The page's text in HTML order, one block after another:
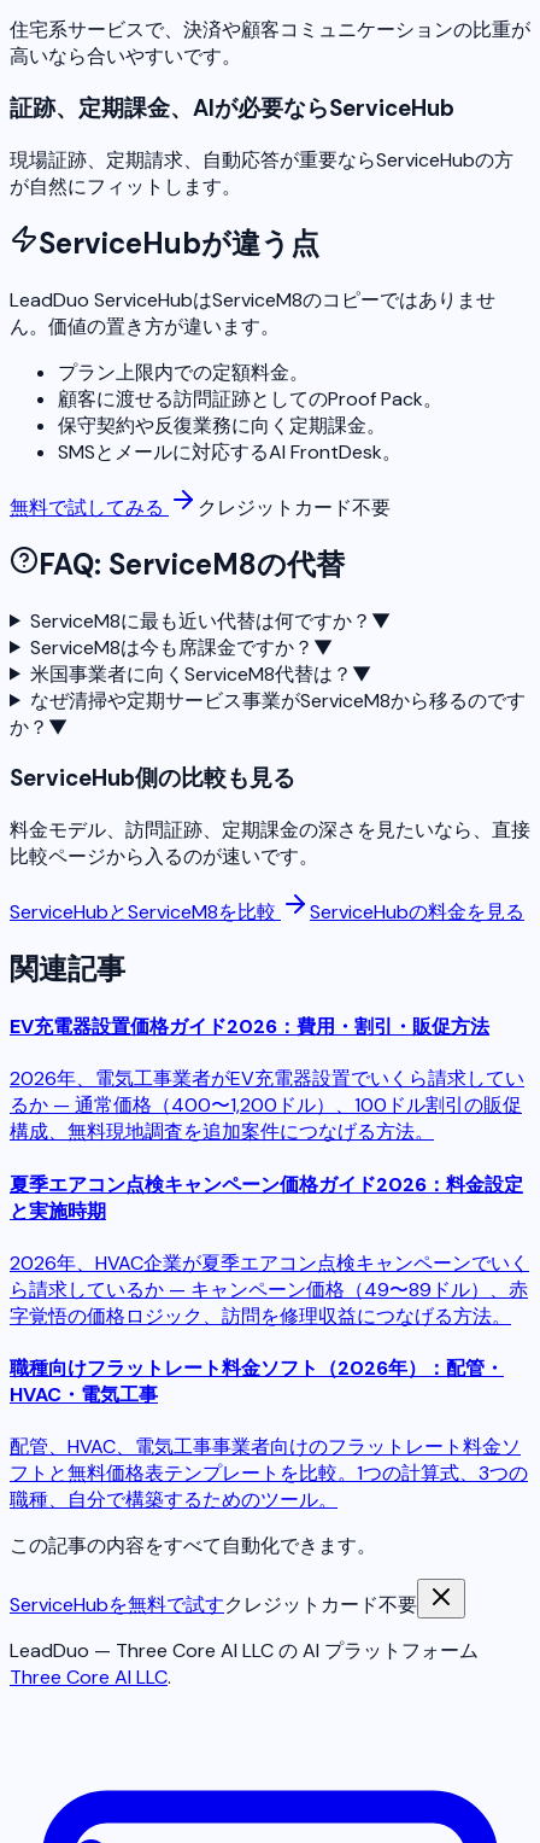
住宅系サービスで、決済や顧客コミュニケーションの比重が
高いなら合いやすいです。
証跡、定期課金、AIが必要ならServiceHub
現場証跡、定期請求、自動応答が重要ならServiceHubの方
が自然にフィットします。
ServiceHubが違う点
LeadDuo ServiceHubはServiceM8のコピーではありませ
ん。価値の置き方が違います。
プラン上限内での定額料金。
顧客に渡せる訪問証跡としてのProof Pack。
保守契約や反復業務に向く定期課金。
SMSとメールに対応するAI FrontDesk。
無料で試してみる クレジットカード不要
FAQ: ServiceM8の代替
ServiceM8に最も近い代替は何ですか？ ▼
ServiceM8は今も席課金ですか？ ▼
米国事業者に向くServiceM8代替は？ ▼
なぜ清掃や定期サービス事業がServiceM8から移るのです
か？ ▼
ServiceHub側の比較も見る
料金モデル、訪問証跡、定期課金の深さを見たいなら、直接
比較ページから入るのが速いです。
ServiceHubとServiceM8を比較 ServiceHubの料金を見る
関連記事
EV充電器設置価格ガイド2026：費用・割引・販促方法
2026年、電気工事業者がEV充電器設置でいくら請求してい
るか — 通常価格（400〜1,200ドル）、100ドル割引の販促
構成、無料現地調査を追加案件につなげる方法。
夏季エアコン点検キャンペーン価格ガイド2026：料金設定
と実施時期
2026年、HVAC企業が夏季エアコン点検キャンペーンでいく
ら請求しているか — キャンペーン価格（49〜89ドル）、赤
字覚悟の価格ロジック、訪問を修理収益につなげる方法。
職種向けフラットレート料金ソフト（2026年）：配管・
HVAC・電気工事
配管、HVAC、電気工事事業者向けのフラットレート料金ソ
フトと無料価格表テンプレートを比較。1つの計算式、3つの
職種、自分で構築するためのツール。
この記事の内容をすべて自動化できます。
ServiceHubを無料で試すクレジットカード不要
LeadDuo — Three Core AI LLC の AI プラットフォーム
Three Core AI LLC.